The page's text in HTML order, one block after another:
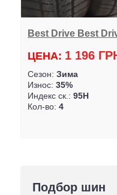
Подбор шин
Best Drive Best
ЦЕНА: 1 196
Сезон: Зима
Износ: 35%
Индекс ск.: 95H
Кол-во: 4